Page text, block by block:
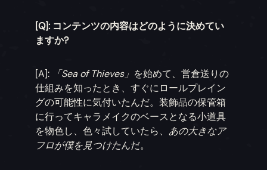
[Q]: コンテンツの内容はどのように決めてい
ますか?
[A]: 「Sea of Thieves」 を始めて、営倉送りの
仕組みを知ったとき、すぐにロールプレイン
グの可能性に気付いたんだ。装飾品の保管箱
に行ってキャラメイクのベースとなる小道具
を物色し、色々試していたら、あの大きなア
フロが僕を見つけたんだ。